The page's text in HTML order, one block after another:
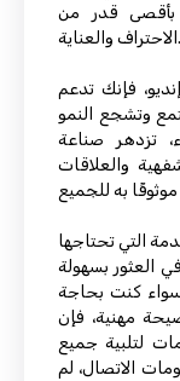
بأقصى قدر من
الاحتراف والعناية.
فإنك تدعم
وتشجع النمو
تزدهر صناعة
والعلاقات
التي تحتاجها
العثور بسهولة
كنت بحاجة
مهنية، فإن
لتلبية جميع
الاتصال، لم